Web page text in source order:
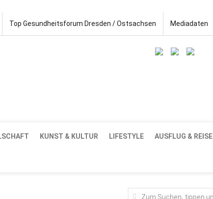
Top Gesundheitsforum Dresden / Ostsachsen Mediadaten
KUNST & KULTUR LIFESTYLE AUSFLUG & REISE